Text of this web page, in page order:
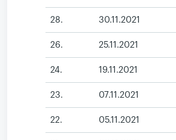
28. 30.11.2021
26. 25.11.2021
24. 19.11.2021
23. 07.11.2021
22. 05.11.2021